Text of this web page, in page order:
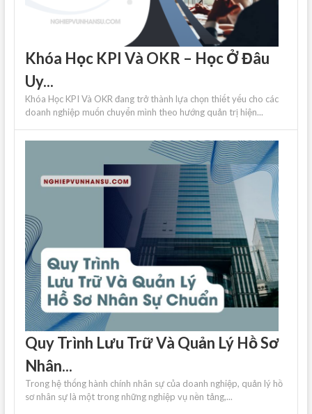
Khóa Học KPI Và OKR – Học Ở Đâu
Uy...
Khóa Học KPI Và OKR đang trở thành lựa chọn thiết yếu cho các
doanh nghiệp muốn chuyển mình theo hướng quản trị hiện...
Quy Trình Lưu Trữ Và Quản Lý Hồ Sơ
Nhân...
Trong hệ thống hành chính nhân sự của doanh nghiệp, quản lý hồ
sơ nhân sự là một trong những nghiệp vụ nền tảng,...